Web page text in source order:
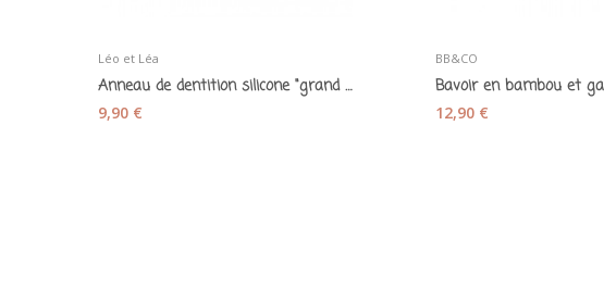
Léo et Léa
Anneau de dentition silicone "grand ours" ice...
9,90 €
BB&CO
12,90 €